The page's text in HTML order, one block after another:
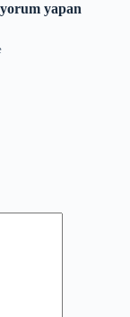
yapan